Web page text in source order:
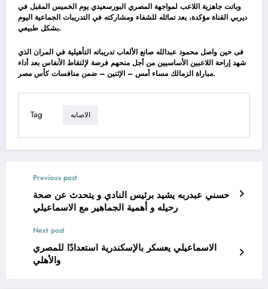
وباتت جاهزية اللاعب لمواجهة المصري البورسعيدي يوم الخميس المقبل في
ديربي القناة مؤكدة، بعد تماثله للشفاء ومشاركته في التدريبات الجماعية اليوم
بشكل طبيعي.
فى حين واصل محمود عبدالله صانع الألعاب تدريباته التأهيلية في المران الذي
شهد إراحة اللاعبين الأساسيين من أجل منحهم فرصة لإلتقاط الأنفاس بعد أداء
مباراة الزمالك مساء أمس – الإثنين – ضمن منافسات كأس مصر.
Tag الاصابه
Previous post
حسني عبدربه يشيد برئيس النادي و يتحدث عن صحة
رحيله و أهمية الجماهير مع الاسماعيلي
Next post
الاسماعيلي يعسكر بالإسكندرية استعدادًا للمصري
والأهلي